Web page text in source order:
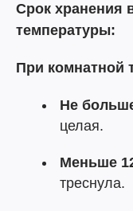
Срок хранения
температуры:
При комнатной
Не
целая.
Меньше
треснула.